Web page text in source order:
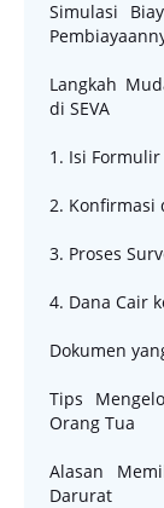
Simulasi
Langkah
di SEVA
1. Isi
2. Konfirmasi
3. Proses
4. Dana Cair
Dokumen
Tips
Orang Tua
Alasan
Darurat